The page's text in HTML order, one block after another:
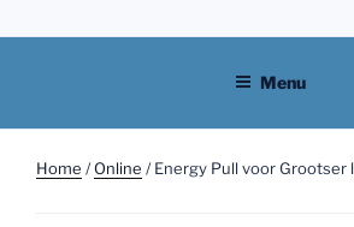
to
Menu
Home /Online / Energy Pull voor Grootser